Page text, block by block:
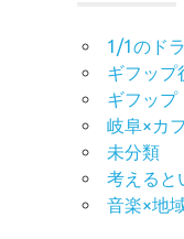
1/1のドラ
ギフップ
ギフップ
岐阜×カ
未分類
考えると
音楽×地